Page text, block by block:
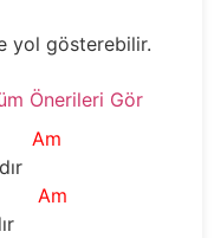
yol gösterebilir.
Önerileri Gör
Am
Am